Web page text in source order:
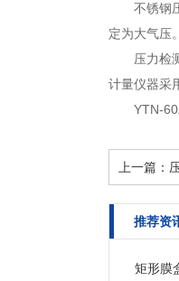
不锈钢
定为大气压
压力检
计量仪器采
YTN-
上一篇：
推荐资
矩形膜